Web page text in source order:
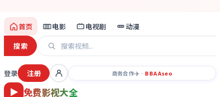
免费影视大全
首页 电影 电视剧
动漫
搜索
登录 注册 商务合作✈️ · BBAAseo